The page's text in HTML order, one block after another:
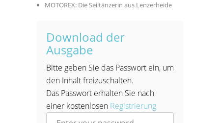
MOTOREX: Die Seiltänzerin aus Lenzerheide
Download der
Ausgabe
Bitte geben Sie das Passwort ein, um
den Inhalt freizuschalten.
Das Passwort erhalten Sie nach
einer kostenlosen Registrierung